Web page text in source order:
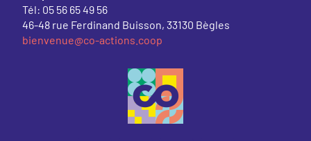
Tél: 05 56 65 49 56
46-48 rue Ferdinand Buisson, 33130 Bègles
bienvenue@co-actions.coop